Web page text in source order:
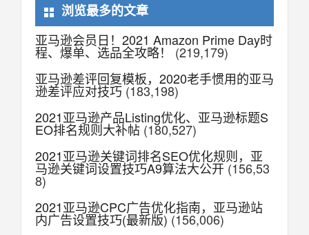
浏览最多的文章
亚马逊会员日！2021 Amazon Prime Day时
程、爆单、选品全攻略！
(219,179)
亚马逊差评回复模板，2020老手惯用的亚马
逊差评应对技巧(183,198)
2021亚马逊产品Listing优化、亚马逊标题S
EO排名规则大补帖 (180,527)
2021亚马逊关键词排名SEO优化规则，亚
马逊关键词设置技巧A9算法大公开(156,53
8)
2021亚马逊CPC广告优化指南，亚马逊站
内广告设置技巧(最新版)(156,006)